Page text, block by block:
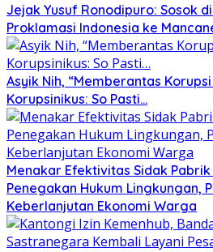
Jejak Yusuf Ronodipuro: Sosok
Proklamasi Indonesia ke
Asyik Nih, “Memberantas
Korupsinikus: So Pasti…
Menakar Efektivitas Sidak
Penegakan Hukum Lingkungan,
Keberlanjutan Ekonomi Warga